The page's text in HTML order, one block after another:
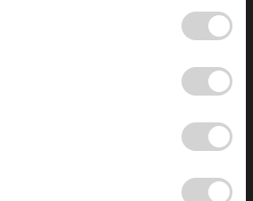
Nové číslo POSITIV MAN – O rozhodnutích,